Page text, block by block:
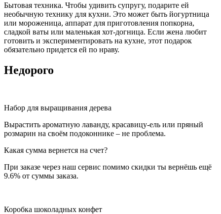
Бытовая техника. Чтобы удивить супругу, подарите ей
необычную технику для кухни. Это может быть йогуртница
или мороженица, аппарат для приготовления попкорна,
сладкой ваты или маленькая хот-догница. Если жена любит
готовить и экспериментировать на кухне, этот подарок
обязательно придется ей по нраву.
Недорого
Набор для выращивания дерева
Вырастить ароматную лаванду, красавицу-ель или пряный
розмарин на своём подоконнике – не проблема.
Какая сумма вернется на счет?
При заказе через наш сервис помимо скидки ты вернёшь ещё
9.6% от суммы заказа.
Коробка шоколадных конфет